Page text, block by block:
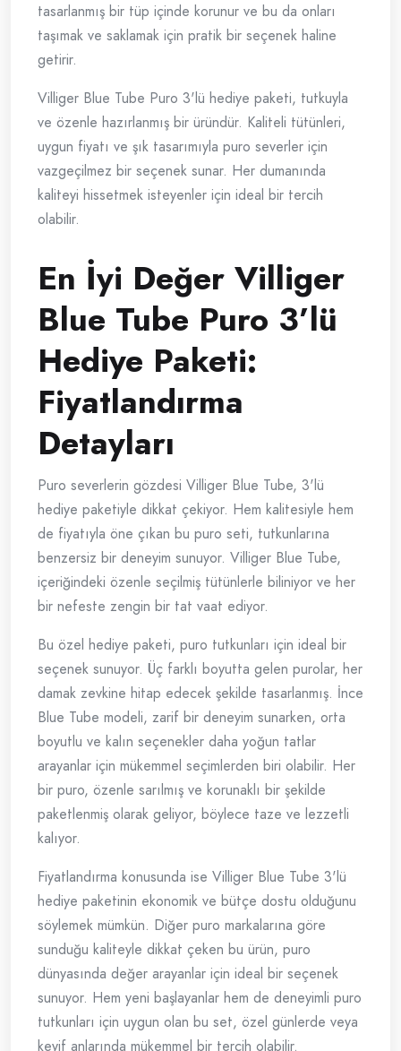
tasarlanmış bir tüp içinde korunur ve bu da onları
taşımak ve saklamak için pratik bir seçenek haline
getirir.
Villiger Blue Tube Puro 3'lü hediye paketi, tutkuyla
ve özenle hazırlanmış bir üründür. Kaliteli tütünleri,
uygun fiyatı ve şık tasarımıyla puro severler için
vazgeçilmez bir seçenek sunar. Her dumanında
kaliteyi hissetmek isteyenler için ideal bir tercih
olabilir.
En İyi Değer Villiger
Blue Tube Puro 3’lü
Hediye Paketi:
Fiyatlandırma
Detayları
Puro severlerin gözdesi Villiger Blue Tube, 3'lü
hediye paketiyle dikkat çekiyor. Hem kalitesiyle hem
de fiyatıyla öne çıkan bu puro seti, tutkunlarına
benzersiz bir deneyim sunuyor. Villiger Blue Tube,
içeriğindeki özenle seçilmiş tütünlerle biliniyor ve her
bir nefeste zengin bir tat vaat ediyor.
Bu özel hediye paketi, puro tutkunları için ideal bir
seçenek sunuyor. Üç farklı boyutta gelen purolar, her
damak zevkine hitap edecek şekilde tasarlanmış. İnce
Blue Tube modeli, zarif bir deneyim sunarken, orta
boyutlu ve kalın seçenekler daha yoğun tatlar
arayanlar için mükemmel seçimlerden biri olabilir. Her
bir puro, özenle sarılmış ve korunaklı bir şekilde
paketlenmiş olarak geliyor, böylece taze ve lezzetli
kalıyor.
Fiyatlandırma konusunda ise Villiger Blue Tube 3'lü
hediye paketinin ekonomik ve bütçe dostu olduğunu
söylemek mümkün. Diğer puro markalarına göre
sunduğu kaliteyle dikkat çeken bu ürün, puro
dünyasında değer arayanlar için ideal bir seçenek
sunuyor. Hem yeni başlayanlar hem de deneyimli puro
tutkunları için uygun olan bu set, özel günlerde veya
keyif anlarında mükemmel bir tercih olabilir.